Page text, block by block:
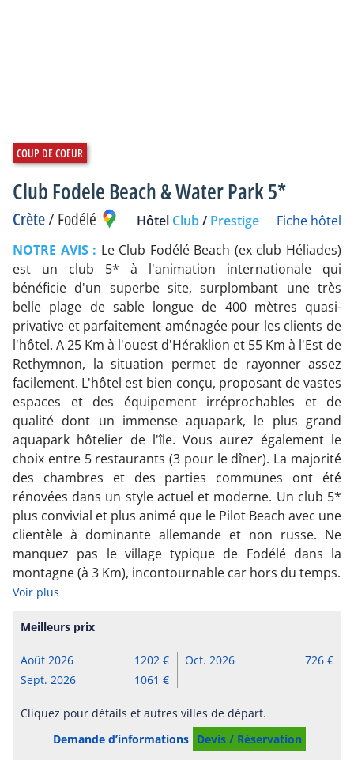
Club Fodele Beach & Water Park 5*
Crète/Fodélé Hôtel Club/ Prestige
Fiche hôtel
NOTRE AVIS : Le Club Fodélé Beach (ex club Héliades)
est un club 5* à l'animation internationale qui
bénéficie d'un superbe site, surplombant une très
belle plage de sable longue de 400 mètres quasi-
privative et parfaitement aménagée pour les clients de
l'hôtel. A 25 Km à l'ouest d'Héraklion et 55 Km à l'Est de
Rethymnon, la situation permet de rayonner assez
facilement. L'hôtel est bien conçu, proposant de vastes
espaces et des équipement irréprochables et de
qualité dont un immense aquapark, le plus grand
aquapark hôtelier de l'île. Vous aurez également le
choix entre 5 restaurants (3 pour le dîner). La majorité
des chambres et des parties communes ont été
rénovées dans un style actuel et moderne. Un club 5*
plus convivial et plus animé que le Pilot Beach avec une
clientèle à dominante allemande et non russe. Ne
manquez pas le village typique de Fodélé dans la
montagne (à 3 Km), incontournable car hors du temps.
Voir plus
Demande d’informations Devis / Réservation
Meilleurs prix
Août 2026
1202
Sept. 2026
1061
Oct. 2026 726
Cliquez pour détails et autres villes de départ.